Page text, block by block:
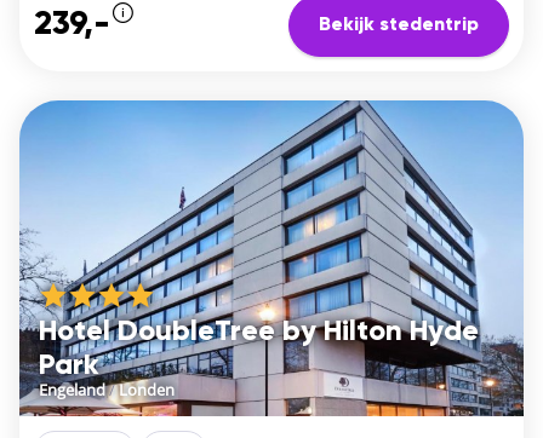
239,- Bekijk stedentrip
Hotel DoubleTree by Hilton Hyde
Park
Engeland/Londen